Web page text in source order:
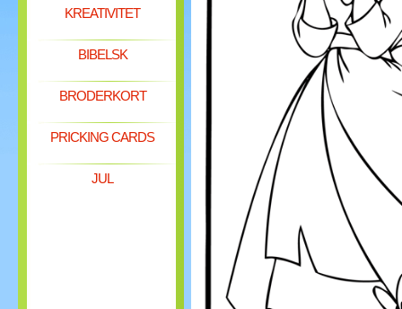
KREATIVITET
BIBELSK
BRODERKORT
PRICKING CARDS
JUL